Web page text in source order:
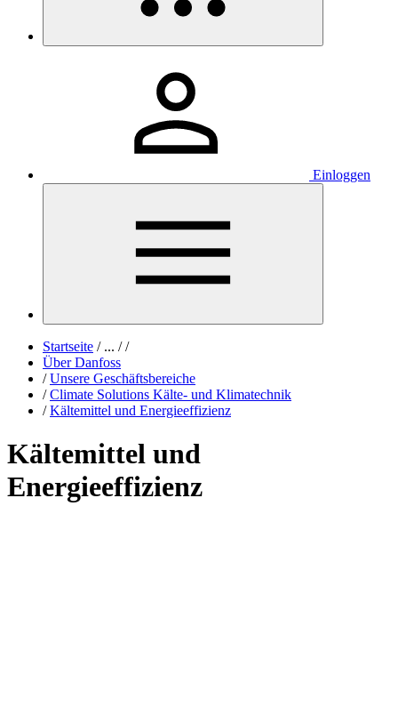
Einloggen
Startseite /... / /
Über Danfoss
/ Unsere Geschäftsbereiche
/ Climate Solutions Kälte- und Klimatechnik
/ Kältemittel und Energieeffizienz
Kältemittel und
Energieeffizienz